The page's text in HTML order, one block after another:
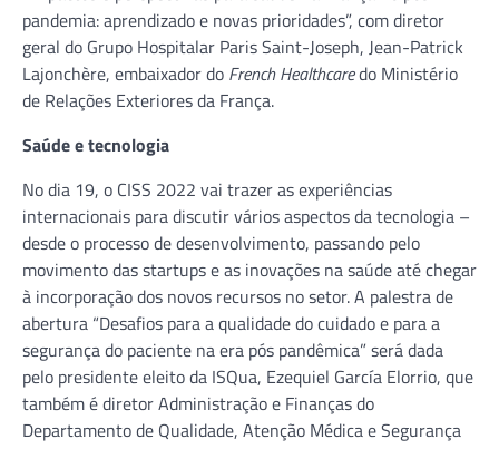
pandemia: aprendizado e novas prioridades”, com diretor
geral do Grupo Hospitalar Paris Saint-Joseph, Jean-Patrick
Lajonchère, embaixador do French Healthcaredo Ministério
de Relações Exteriores da França.
Saúde e tecnologia
No dia 19, o CISS 2022 vai trazer as experiências
internacionais para discutir vários aspectos da tecnologia –
desde o processo de desenvolvimento, passando pelo
movimento das startups e as inovações na saúde até chegar
à incorporação dos novos recursos no setor. A palestra de
abertura “Desafios para a qualidade do cuidado e para a
segurança do paciente na era pós pandêmica” será dada
pelo presidente eleito da ISQua, Ezequiel García Elorrio, que
também é diretor Administração e Finanças do
Departamento de Qualidade, Atenção Médica e Segurança